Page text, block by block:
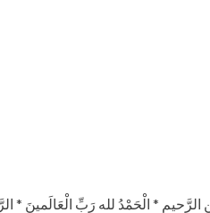
الرَّحيم * الْحَمْدُ لله رَبِّ الْعَالَمينَ *